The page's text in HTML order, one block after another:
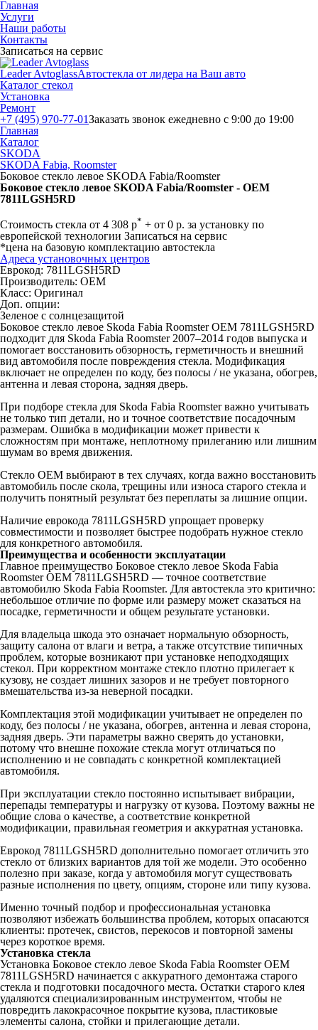
Главная
Услуги
Наши работы
Контакты
Записаться на сервис
Leader AvtoglassАвтостекла от лидера на Ваш авто
Каталог стекол
Установка
Ремонт
+7 (495) 970-77-01Заказать звонок ежедневно с 9:00 до 19:00
Главная
Каталог
SKODA
SKODA Fabia, Roomster
Боковое стекло левое SKODA Fabia/Roomster
Боковое стекло левое SKODA Fabia/Roomster - OEM
7811LGSH5RD
Стоимость стекла от 4 308 р* + от 0 р. за установку по
европейской технологии Записаться на сервис
*цена на базовую комплектацию автостекла
Адреса установочных центров
Еврокод: 7811LGSH5RD
Производитель: OEM
Класс: Оригинал
Доп. опции:
Зеленое с солнцезащитой
Боковое стекло левое Skoda Fabia Roomster OEM 7811LGSH5RD
подходит для Skoda Fabia Roomster 2007–2014 годов выпуска и
помогает восстановить обзорность, герметичность и внешний
вид автомобиля после повреждения стекла. Модификация
включает не определен по коду, без полосы / не указана, обогрев,
антенна и левая сторона, задняя дверь.
При подборе стекла для Skoda Fabia Roomster важно учитывать
не только тип детали, но и точное соответствие посадочным
размерам. Ошибка в модификации может привести к
сложностям при монтаже, неплотному прилеганию или лишним
шумам во время движения.
Стекло OEM выбирают в тех случаях, когда важно восстановить
автомобиль после скола, трещины или износа старого стекла и
получить понятный результат без переплаты за лишние опции.
Наличие еврокода 7811LGSH5RD упрощает проверку
совместимости и позволяет быстрее подобрать нужное стекло
для конкретного автомобиля.
Преимущества и особенности эксплуатации
Главное преимущество Боковое стекло левое Skoda Fabia
Roomster OEM 7811LGSH5RD — точное соответствие
автомобилю Skoda Fabia Roomster. Для автостекла это критично:
небольшое отличие по форме или размеру может сказаться на
посадке, герметичности и общем результате установки.
Для владельца шкода это означает нормальную обзорность,
защиту салона от влаги и ветра, а также отсутствие типичных
проблем, которые возникают при установке неподходящих
стекол. При корректном монтаже стекло плотно прилегает к
кузову, не создает лишних зазоров и не требует повторного
вмешательства из-за неверной посадки.
Комплектация этой модификации учитывает не определен по
коду, без полосы / не указана, обогрев, антенна и левая сторона,
задняя дверь. Эти параметры важно сверять до установки,
потому что внешне похожие стекла могут отличаться по
исполнению и не совпадать с конкретной комплектацией
автомобиля.
При эксплуатации стекло постоянно испытывает вибрации,
перепады температуры и нагрузку от кузова. Поэтому важны не
общие слова о качестве, а соответствие конкретной
модификации, правильная геометрия и аккуратная установка.
Еврокод 7811LGSH5RD дополнительно помогает отличить это
стекло от близких вариантов для той же модели. Это особенно
полезно при заказе, когда у автомобиля могут существовать
разные исполнения по цвету, опциям, стороне или типу кузова.
Именно точный подбор и профессиональная установка
позволяют избежать большинства проблем, которых опасаются
клиенты: протечек, свистов, перекосов и повторной замены
через короткое время.
Установка стекла
Установка Боковое стекло левое Skoda Fabia Roomster OEM
7811LGSH5RD начинается с аккуратного демонтажа старого
стекла и подготовки посадочного места. Остатки старого клея
удаляются специализированным инструментом, чтобы не
повредить лакокрасочное покрытие кузова, пластиковые
элементы салона, стойки и прилегающие детали.